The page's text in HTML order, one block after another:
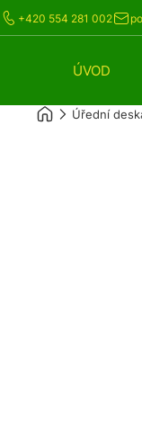
+420 554 281 002
ÚVOD
Úřední